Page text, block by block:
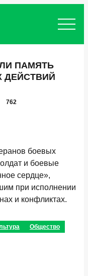
ПАМЯТЬ
ДЕЙСТВИЙ
762
боевых
и боевые
сердце»,
при исполнении
и конфликтах.
Общество